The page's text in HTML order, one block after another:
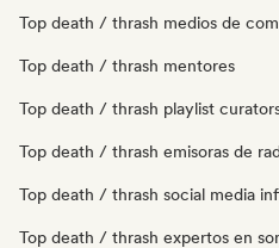
Top death / thrash medios de
Top death / thrash mentores
Top death / thrash playlist
Top death / thrash emisoras de
Top death / thrash social media
Top death / thrash expertos en